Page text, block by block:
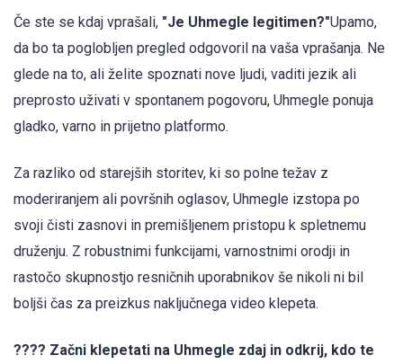
Če ste se kdaj vprašali, "Je Uhmegle legitimen?"Upamo,
da bo ta poglobljen pregled odgovoril na vaša vprašanja. Ne
glede na to, ali želite spoznati nove ljudi, vaditi jezik ali
preprosto uživati v spontanem pogovoru, Uhmegle ponuja
gladko, varno in prijetno platformo.
Za razliko od starejših storitev, ki so polne težav z
moderiranjem ali površnih oglasov, Uhmegle izstopa po
svoji čisti zasnovi in premišljenem pristopu k spletnemu
druženju. Z robustnimi funkcijami, varnostnimi orodji in
rastočo skupnostjo resničnih uporabnikov še nikoli ni bil
boljši čas za preizkus naključnega video klepeta.
???? Začni klepetati na Uhmegle zdaj in odkrij, kdo te